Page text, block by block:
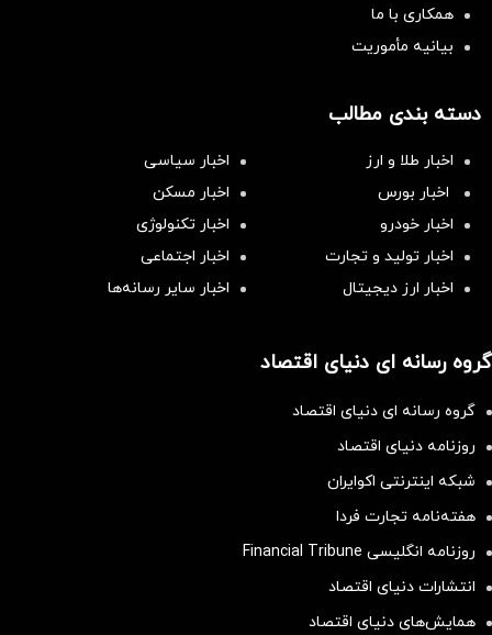
همکاری با ما
بیانیه مأموریت
دسته بندی مطالب
اخبار طلا و ارز
اخبار سیاسی
اخبار بورس
اخبار مسکن
اخبار خودرو
اخبار تکنولوژی
اخبار تولید و تجارت
اخبار اجتماعی
اخبار ارز دیجیتال
اخبار سایر رسانه‌‌ها
گروه رسانه ای دنیای اقتصاد
گروه رسانه ای دنیای اقتصاد
روزنامه دنیای اقتصاد
شبکه اینترنتی اکوایران
هفته‌نامه تجارت فردا
روزنامه انگلیسی Financial Tribune
انتشارات دنیای اقتصاد
همایش‌های دنیای اقتصاد